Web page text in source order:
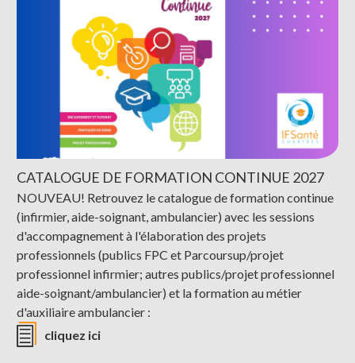
CATALOGUE DE FORMATION CONTINUE 2027
NOUVEAU! Retrouvez le catalogue de formation continue
(infirmier, aide-soignant, ambulancier) avec les sessions
d'accompagnement à l'élaboration des projets
professionnels (publics FPC et Parcoursup/projet
professionnel infirmier; autres publics/projet professionnel
aide-soignant/ambulancier) et la formation au métier
d'auxiliaire ambulancier :
cliquez ici